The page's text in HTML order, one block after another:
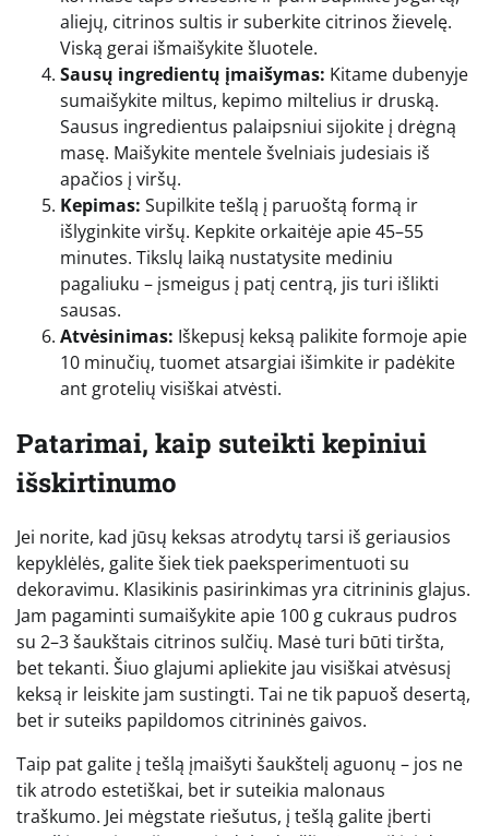
aliejų, citrinos sultis ir suberkite citrinos žievelę.
Viską gerai išmaišykite šluotele.
Sausų ingredientų įmaišymas: Kitame dubenyje
sumaišykite miltus, kepimo miltelius ir druską.
Sausus ingredientus palaipsniui sijokite į drėgną
masę. Maišykite mentele švelniais judesiais iš
apačios į viršų.
Kepimas: Supilkite tešlą į paruoštą formą ir
išlyginkite viršų. Kepkite orkaitėje apie 45–55
minutes. Tikslų laiką nustatysite mediniu
pagaliuku – įsmeigus į patį centrą, jis turi išlikti
sausas.
Atvėsinimas: Iškepusį keksą palikite formoje apie
10 minučių, tuomet atsargiai išimkite ir padėkite
ant grotelių visiškai atvėsti.
Patarimai, kaip suteikti kepiniui
išskirtinumo
Jei norite, kad jūsų keksas atrodytų tarsi iš geriausios
kepyklėlės, galite šiek tiek paeksperimentuoti su
dekoravimu. Klasikinis pasirinkimas yra citrininis glajus.
Jam pagaminti sumaišykite apie 100 g cukraus pudros
su 2–3 šaukštais citrinos sulčių. Masė turi būti tiršta,
bet tekanti. Šiuo glajumi apliekite jau visiškai atvėsusį
keksą ir leiskite jam sustingti. Tai ne tik papuoš desertą,
bet ir suteiks papildomos citrininės gaivos.
Taip pat galite į tešlą įmaišyti šaukštelį aguonų – jos ne
tik atrodo estetiškai, bet ir suteikia malonaus
traškumo. Jei mėgstate riešutus, į tešlą galite įberti